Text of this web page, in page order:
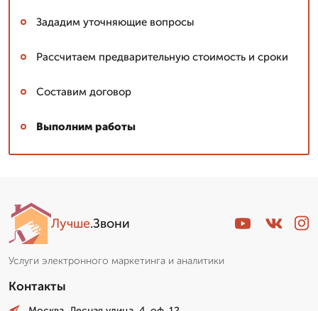
Зададим уточняющие вопросы
Рассчитаем предварительную стоимость и сроки
Составим договор
Выполним работы
Лучше.Звони
Услуги электронного маркетинга и аналитики
Контакты